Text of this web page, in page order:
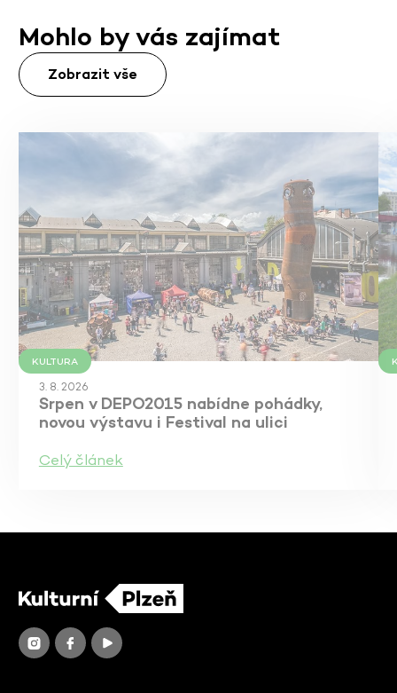
Mohlo by vás zajímat
Zobrazit vše
KULTURA
3. 8. 2026
Srpen v DEPO2015 nabídne pohádky,
novou výstavu i Festival na ulici
Celý článek